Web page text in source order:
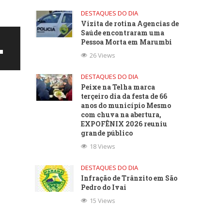
DESTAQUES DO DIA
Vizita de rotina Agencias de
Saúde encontraram uma
Pessoa Morta em Marumbi
26 Views
DESTAQUES DO DIA
Peixe na Telha marca
terçeiro dia da festa de 66
anos do município Mesmo
com chuva na abertura,
EXPOFÊNIX 2026 reuniu
grande público
18 Views
DESTAQUES DO DIA
Infração de Trânzito em São
Pedro do Ivai
15 Views